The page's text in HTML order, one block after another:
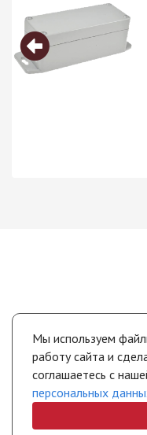
Мы используем
работу сайта и
соглашаетесь с
персональных